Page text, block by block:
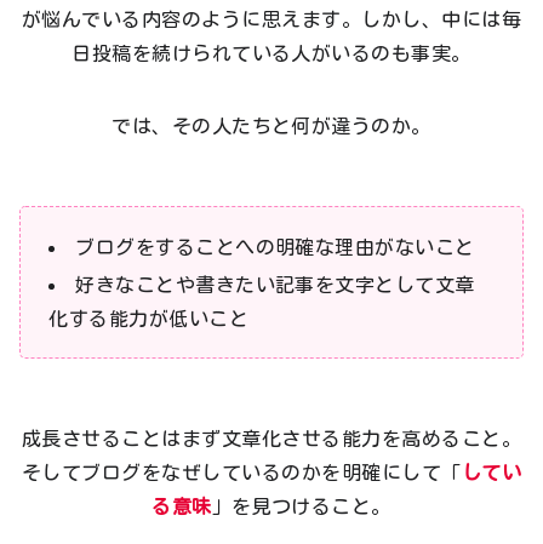
が悩んでいる内容のように思えます。しかし、中には毎
日投稿を続けられている人がいるのも事実。
では、その人たちと何が違うのか。
ブログをすることへの明確な理由がないこと
好きなことや書きたい記事を文字として文章
化する能力が低いこと
成長させることはまず文章化させる能力を高めること。
そしてブログをなぜしているのかを明確にして「 してい
る意味 」を見つけること。